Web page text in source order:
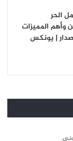
الحر
وأهم المميزات
| يونكس